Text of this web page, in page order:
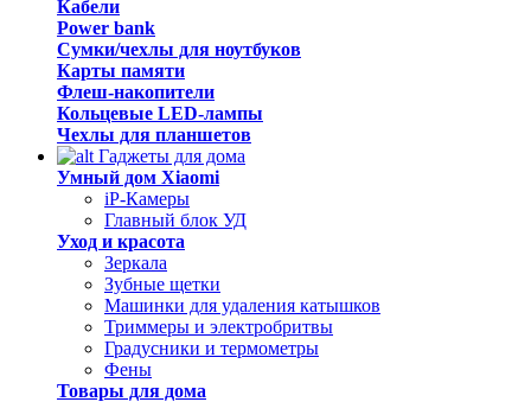
Кабели
Power bank
Сумки/чехлы для ноутбуков
Карты памяти
Флеш-накопители
Кольцевые LED-лампы
Чехлы для планшетов
Гаджеты для дома
Умный дом Xiaomi
iP-Камеры
Главный блок УД
Уход и красота
Зеркала
Зубные щетки
Машинки для удаления катышков
Триммеры и электробритвы
Градусники и термометры
Фены
Товары для дома